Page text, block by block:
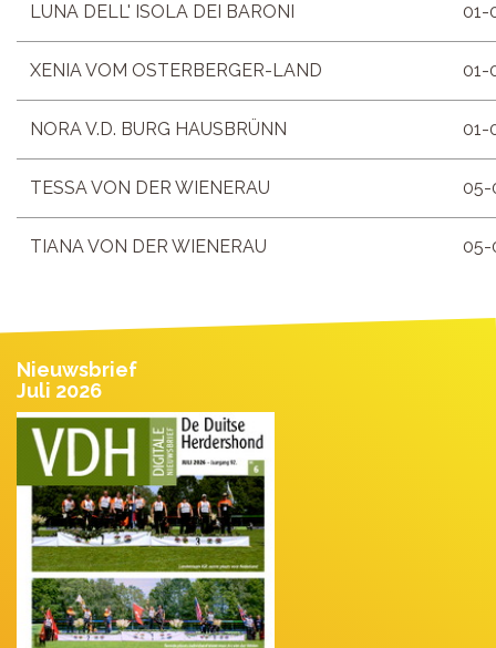
LUNA DELL' ISOLA DEI BARONI 01-
XENIA VOM OSTERBERGER-LAND 01-
NORA V.D. BURG HAUSBRÜNN 01-
TESSA VON DER WIENERAU 05-
TIANA VON DER WIENERAU 05-
Nieuwsbrief
Juli 2026